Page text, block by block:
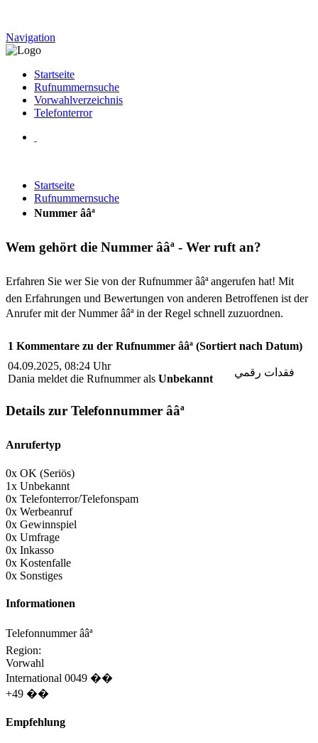
Navigation
Startseite
Rufnummernsuche
Vorwahlverzeichnis
Telefonterror
Startseite
Rufnummernsuche
Nummer ââª
Wem gehört die Nummer ââª - Wer ruft an?
Erfahren Sie wer Sie von der Rufnummer ââª angerufen hat! Mit
den Erfahrungen und Bewertungen von anderen Betroffenen ist der
Anrufer mit der Nummer ââª in der Regel schnell zuzuordnen.
1 Kommentare zu der Rufnummer ââª (Sortiert nach Datum)
04.09.2025, 08:24 Uhr
Dania meldet die Rufnummerals Unbekannt
فقدات رقمي
Details zur Telefonnummer ââª
Anrufertyp
0x OK (Seriös)
1x Unbekannt
0x Telefonterror/Telefonspam
0x Werbeanruf
0x Gewinnspiel
0x Umfrage
0x Inkasso
0x Kostenfalle
0x Sonstiges
Informationen
Telefonnummer ââª
Region:
Vorwahl
International 0049 ��‪
+49 ��‪
Empfehlung